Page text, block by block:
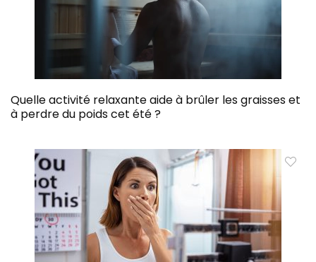
Quelle activité relaxante aide à brûler les graisses et
à perdre du poids cet été ?